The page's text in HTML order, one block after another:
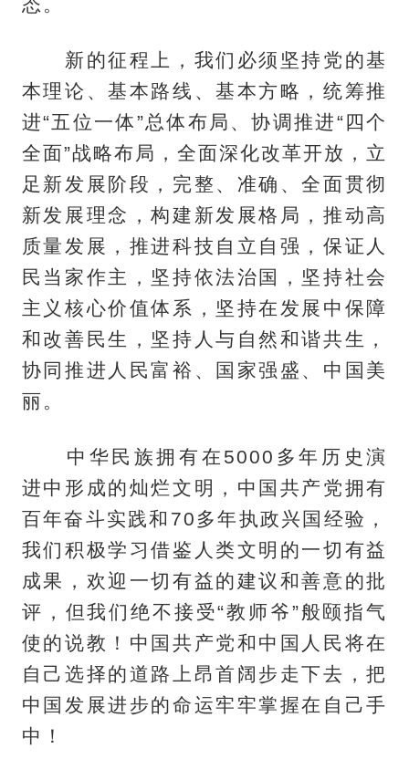
新的征程上，我们必须坚持党的基
本理论、基本路线、基本方略，统筹推
进“五位一体”总体布局、协调推进“四个
全面”战略布局，全面深化改革开放，立
足新发展阶段，完整、准确、全面贯彻
新发展理念，构建新发展格局，推动高
质量发展，推进科技自立自强，保证人
民当家作主，坚持依法治国，坚持社会
主义核心价值体系，坚持在发展中保障
和改善民生，坚持人与自然和谐共生，
协同推进人民富裕、国家强盛、中国美
丽。
中华民族拥有在5000多年历史演
进中形成的灿烂文明，中国共产党拥有
百年奋斗实践和70多年执政兴国经验，
我们积极学习借鉴人类文明的一切有益
成果，欢迎一切有益的建议和善意的批
评，但我们绝不接受“教师爷”般颐指气
使的说教！中国共产党和中国人民将在
自己选择的道路上昂首阔步走下去，把
中国发展进步的命运牢牢掌握在自己手
中！